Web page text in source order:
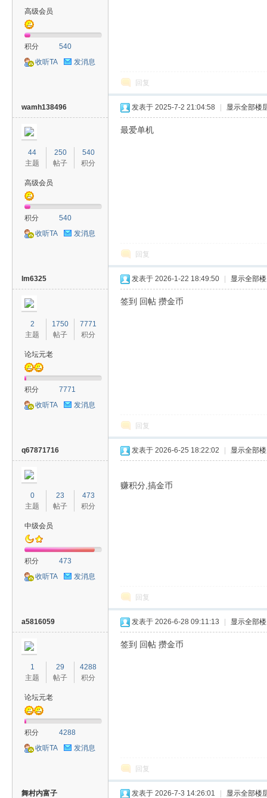
高级会员
积分
540
收听TA
发消息
回复
wamh138496
44
主题
250
帖子
540
积分
高级会员
积分
540
收听TA
发消息
发表于 2025-7-2 21:04:58 显示全部楼
最爱单机
回复
lm6325
2
主题
1750
帖子
7771
积分
论坛元老
积分
7771
收听TA
发消息
发表于 2026-1-22 18:49:50 显示全部
签到 回帖 攒金币
回复
q67871716
0
主题
23
帖子
473
积分
中级会员
积分
473
收听TA
发消息
发表于 2026-6-25 18:22:02 显示全部
赚积分,搞金币
回复
a5816059
1
主题
29
帖子
4288
积分
论坛元老
积分
4288
收听TA
发消息
发表于 2026-6-28 09:11:13 显示全部
签到 回帖 攒金币
回复
舞村内富子 发表于 2026-7-3 14:26:01 显示全部楼